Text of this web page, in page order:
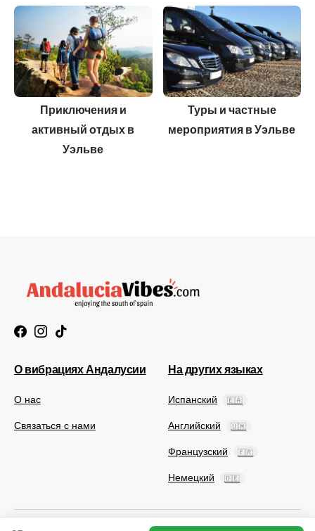
Приключения и
активный отдых в
Уэльве
Туры и частные
мероприятия в Уэльве
О вибрациях Андалусии
О нас
Связаться с нами
На других языках
Испанский 🇪🇦
Английский 🇺🇲
Французский 🇫🇷
Немецкий 🇩🇪